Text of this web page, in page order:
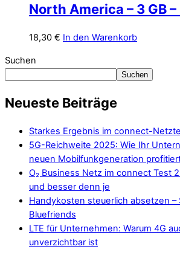
North America – 3 GB
18,30 € In den Warenkorb
Suchen
Suchen
Neueste Beiträge
Starkes Ergebnis im connect-
5G-Reichweite 2025: Wie Ihr
neuen Mobilfunkgeneration
O₂ Business Netz im connect Test
und besser denn je
Handykosten steuerlich absetzen –
Bluefriends
LTE für Unternehmen: Warum 4G
unverzichtbar ist